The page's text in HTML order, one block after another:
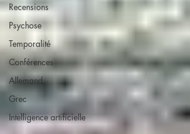
Recensions
Psychose
Temporalité
Conférences
Allemand
Grec
Intelligence artificielle